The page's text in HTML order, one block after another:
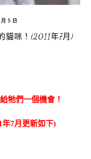
月 5 日
貓咪！(2011年7月)
牠們一個機會！
年7月更新如下)